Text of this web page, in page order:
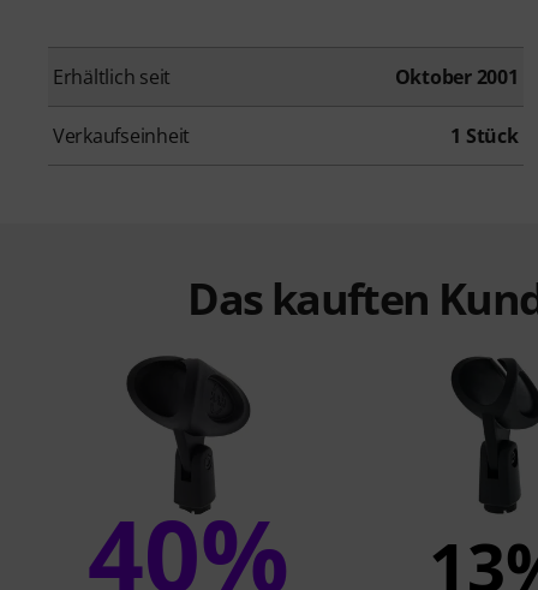
Erhältlich seit Oktober 2001
Verkaufseinheit 1 Stück
Das kauften
40%